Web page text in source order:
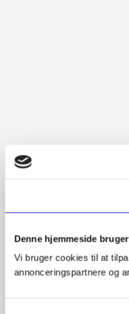
Denne hjemmeside
Vi bruger cookies til at
annonceringspartnere og